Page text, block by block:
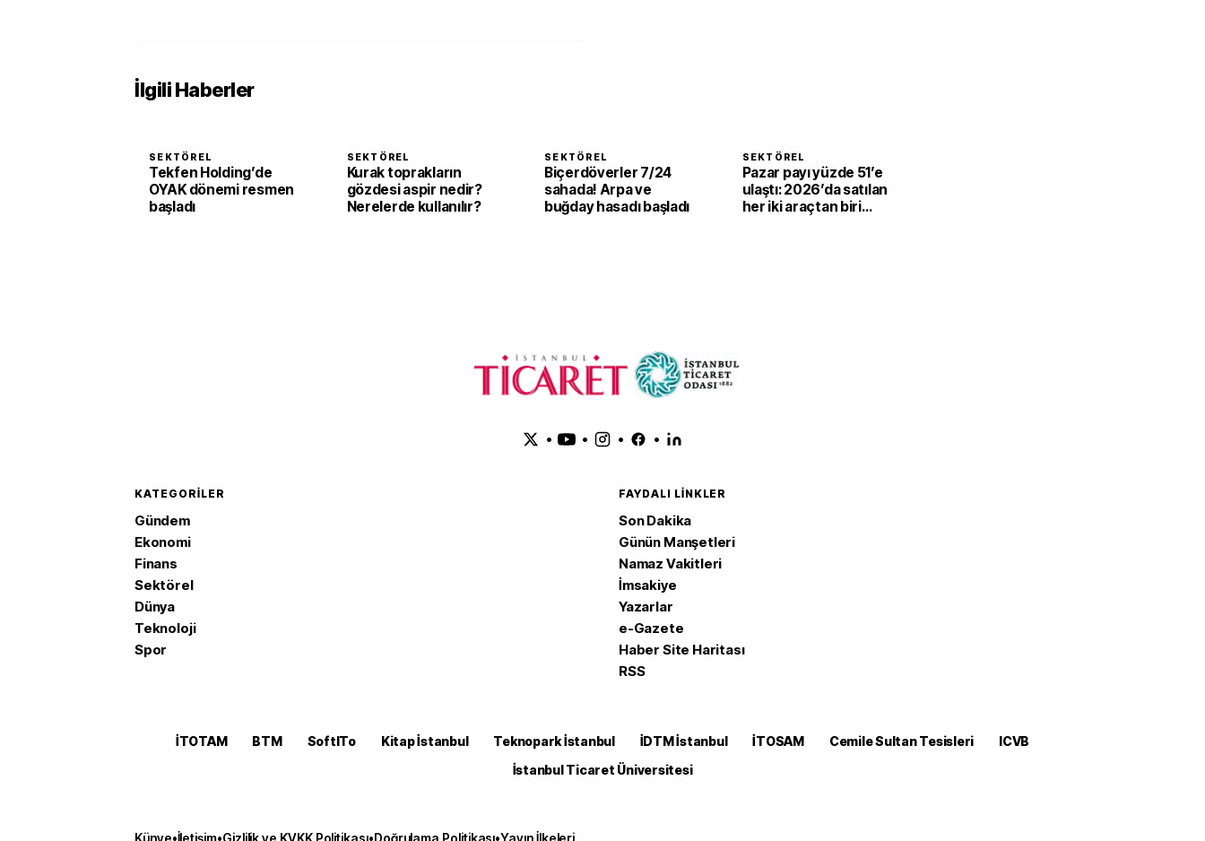
İlgili Haberler
SEKTÖREL
Tekfen Holding’de
OYAK dönemi resmen
başladı
SEKTÖREL
Kurak toprakların
gözdesi aspir nedir?
Nerelerde kullanılır?
SEKTÖREL
Biçerdöverler 7/24
sahada! Arpa ve
buğday hasadı başladı
SEKTÖREL
Pazar payı yüzde 51’e
ulaştı: 2026’da satılan
her iki araçtan biri
• • • •
KATEGORILER
Gündem
Ekonomi
Finans
Sektörel
Dünya
Teknoloji
Spor
FAYDALI LINKLER
Son Dakika
Günün Manşetleri
Namaz Vakitleri
İmsakiye
Yazarlar
e-Gazete
Haber Site Haritası
RSS
İTOTAM BTM SoftITo Kitap İstanbul Teknopark İstanbul İDTM İstanbul İTOSAM Cemile Sultan Tesisleri
ICVB
İstanbul Ticaret Üniversitesi
Künye•İletişim•Gizlilik ve KVKK Politikası•Doğrulama Politikası•Yayın İlkeleri